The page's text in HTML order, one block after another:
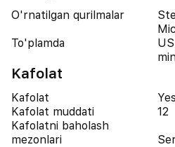
O'rnatilgan qurilmalar
To'plamda
Kafolat
Kafolat
Yes
Kafolat muddati
12
Kafolatni baholash
mezonlari